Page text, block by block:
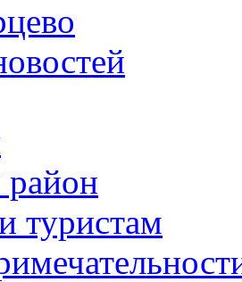
район
туристам